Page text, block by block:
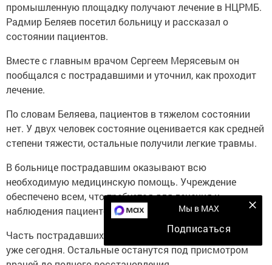
промышленную площадку получают лечение в НЦРМБ.
Радмир Беляев посетил больницу и рассказал о
состоянии пациентов.
Вместе с главным врачом Сергеем Мерясевым он
пообщался с пострадавшими и уточнил, как проходит
лечение.
По словам Беляева, пациентов в тяжелом состоянии
нет. У двух человек состояние оценивается как средней
степени тяжести, остальные получили легкие травмы.
В больнице пострадавшим оказывают всю
необходимую медицинскую помощь. Учреждение
обеспечено всем, что требуется для лечения и
наблюдения пациентов.
Часть пострадавших, как ожидается, смогут выписать
уже сегодня. Остальные останутся под присмотром
Мы в MAX
Подписаться